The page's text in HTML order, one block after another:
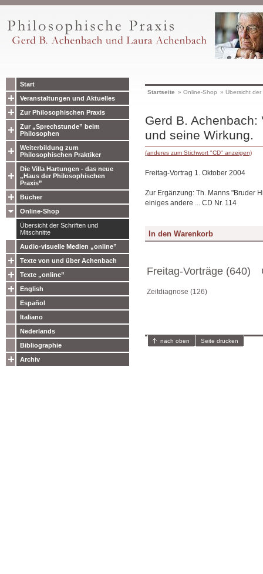
Start
Veranstaltungen und Aktuelles
Zur Philosophischen Praxis
Zur „Sprechstunde” beim
Philosophen
Weiterbildung zum
Philosophischen Praktiker
Die Villa Hartungen - das neue
„Haus der Philosophischen
Praxis”
Bücher
Online-Shop
Übersicht der Schriften und
Mitschnitte
Audio-visuelle Medien „online”
Texte von und über Achenbach
Texte „online”
English
Español
Italiano
Nederlands
Bibliographie
Archiv
Startseite » Online-Shop » Übersicht
Gerd B.
und seine Wirkung.
(anderes zum Stichwort "CD" anzeigen)
Freitag-Vortrag 1. Oktober 2004
Zur Ergänzung: Th. Manns "Bruder
einiges andere ... CD Nr. 114
Freitag-Vorträge (640)
Zeitdiagnose (126)
nach oben Seite drucken